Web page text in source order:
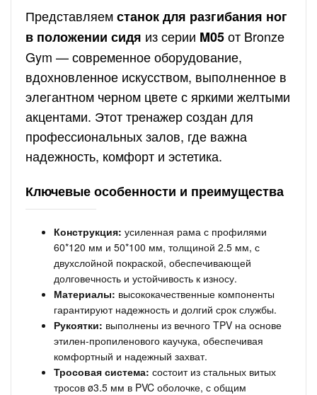
Представляемстанок для разгибания ног
в положении сидя из серии M05от Bronze
Gym — современное оборудование,
вдохновленное искусством, выполненное в
элегантном черном цвете с яркими желтыми
акцентами. Этот тренажер создан для
профессиональных залов, где важна
надежность, комфорт и эстетика.
Ключевые особенности и преимущества
Конструкция: усиленная рама с профилями
60*120 мм и 50*100 мм, толщиной 2.5 мм, с
двухслойной покраской, обеспечивающей
долговечность и устойчивость к износу.
Материалы: высококачественные компоненты
гарантируют надежность и долгий срок службы.
Рукоятки: выполнены из вечного TPV на основе
этилен-пропиленового каучука, обеспечивая
комфортный и надежный захват.
Тросовая система: состоит из стальных витых
тросов ø3.5 мм в PVC оболочке, с общим